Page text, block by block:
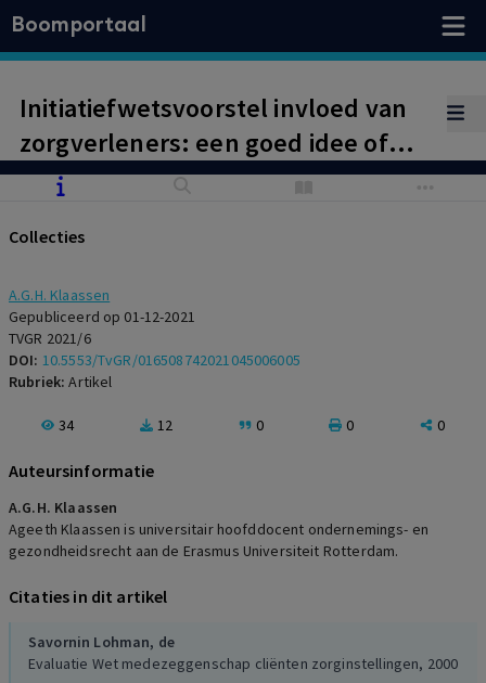
Boomportaal
Initiatiefwetsvoorstel invloed van
zorgverleners: een goed idee of
niet?
Collecties
A.G.H. Klaassen
Gepubliceerd op 01-12-2021
TVGR 2021/6
DOI: 10.5553/TvGR/016508742021045006005
Rubriek:Artikel
34 12 0 0 0
Auteursinformatie
A.G.H. Klaassen
Ageeth Klaassen is universitair hoofddocent ondernemings- en
gezondheidsrecht aan de Erasmus Universiteit Rotterdam.
Citaties in dit artikel
Savornin Lohman, de
Evaluatie Wet medezeggenschap cliënten zorginstellingen, 2000